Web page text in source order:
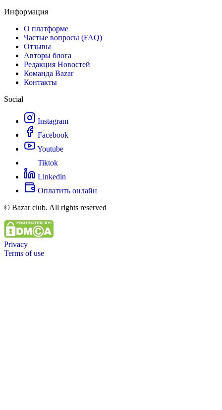
Информация
О платформе
Частые вопросы (FAQ)
Отзывы
Авторы блога
Редакция Новостей
Команда Bazar
Контакты
Social
Instagram
Facebook
Youtube
Tiktok
Linkedin
Оплатить онлайн
© Bazar club. All rights reserved
Privacy
Terms of use